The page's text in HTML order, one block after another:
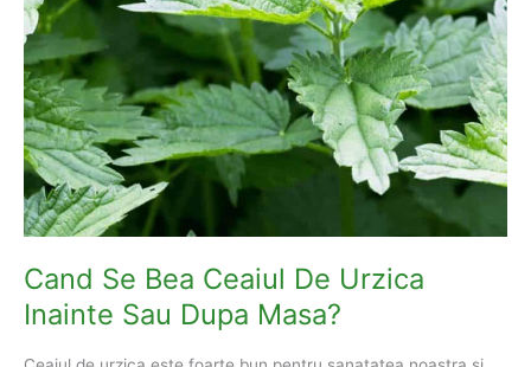
Cand Se Bea Ceaiul De Urzica
Inainte Sau Dupa Masa?